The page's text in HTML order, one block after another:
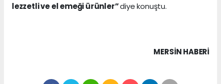
lezzetli ve el emeği ürünler”diye konuştu.
MERSIN HABERİ